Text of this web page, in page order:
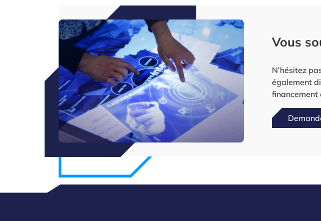
Vous
N’hésitez
également
financement